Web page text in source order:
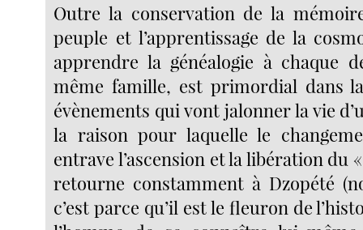
Outre la conservation de la
peuple et l’apprentissage de la
apprendre la généalogie à chaque
même famille, est primordial dans
évènements qui vont jalonner la vie
la raison pour laquelle le
entrave l’ascension et la libération du
retourne constamment à Dzopété
c’est parce qu’il est le fleuron de